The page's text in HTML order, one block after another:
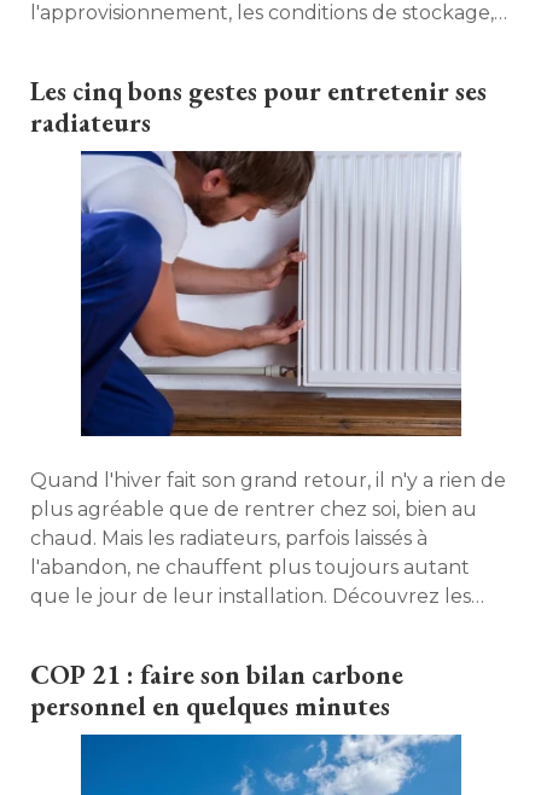
l'approvisionnement, les conditions de stockage,
qu'il est important de savoir sur chaque
combustible...
Les cinq bons gestes pour entretenir ses
radiateurs
Quand l'hiver fait son grand retour, il n'y a rien de
plus agréable que de rentrer chez soi, bien au
chaud. Mais les radiateurs, parfois laissés à
l'abandon, ne chauffent plus toujours autant
que le jour de leur installation. Découvrez les
COP 21 : faire son bilan carbone
personnel en quelques minutes